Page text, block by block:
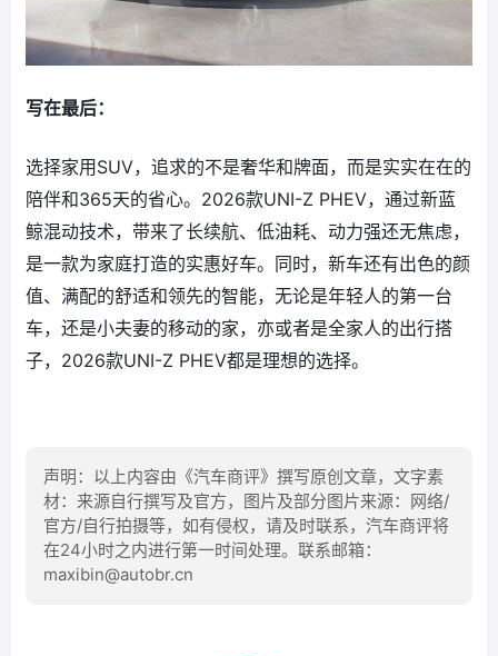
写在最后：
选择家用SUV，追求的不是奢华和牌面，而是实实在在的
陪伴和365天的省心。2026款UNI-Z PHEV，通过新蓝
鲸混动技术，带来了长续航、低油耗、动力强还无焦虑，
是一款为家庭打造的实惠好车。同时，新车还有出色的颜
值、满配的舒适和领先的智能，无论是年轻人的第一台
车，还是小夫妻的移动的家，亦或者是全家人的出行搭
子，2026款UNI-Z PHEV都是理想的选择。
声明：以上内容由《汽车商评》撰写原创文章，文字素
材：来源自行撰写及官方，图片及部分图片来源：网络/
官方/自行拍摄等，如有侵权，请及时联系，汽车商评将
在24小时之内进行第一时间处理。联系邮箱：
maxibin@autobr.cn